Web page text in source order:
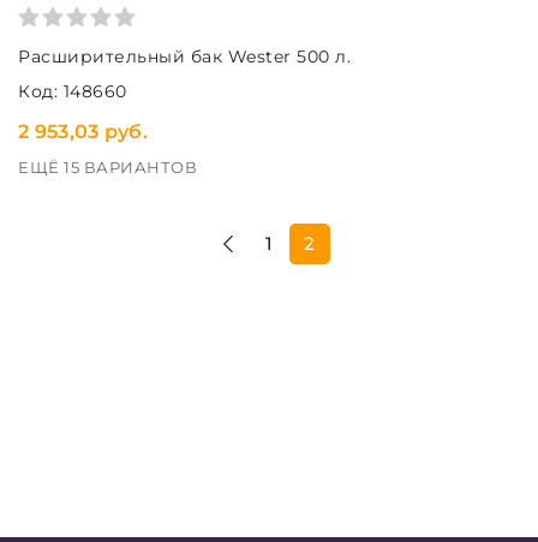
Расширительный бак Wester 500 л.
Код: 148660
2 953,03 руб.
ЕЩЁ 15 ВАРИАНТОВ
1 2